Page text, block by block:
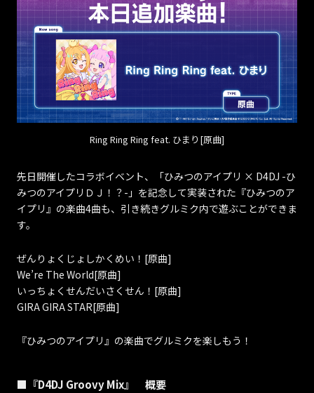
Ring Ring Ring feat. ひまり[原曲]
先日開催したコラボイベント、「ひみつのアイプリ × D4DJ -ひ
みつのアイプリＤＪ！？-」を記念して実装された『ひみつのア
イプリ』の楽曲4曲も、引き続きグルミク内で遊ぶことができま
す。
ぜんりょくじょしかくめい！[原曲]
We’re The World[原曲]
いっちょくせんだいさくせん！[原曲]
GIRA GIRA STAR[原曲]
『ひみつのアイプリ』の楽曲でグルミクを楽しもう！
■『D4DJ Groovy Mix』 概要